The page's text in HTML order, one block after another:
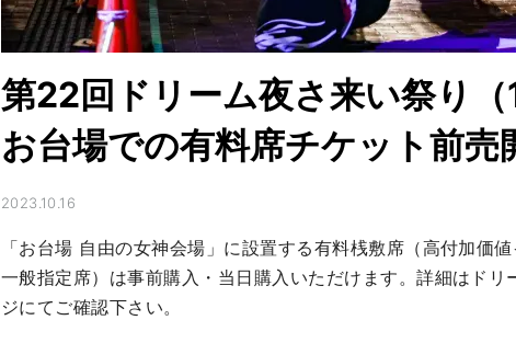
第22回ドリーム夜さ来い祭り（
お台場での有料席チケット前売
2023.10.16
「お台場 自由の女神会場」に設置する有料桟敷席（高付加価
一般指定席）は事前購入・当日購入いただけます。詳細はドリ
ジにてご確認下さい。